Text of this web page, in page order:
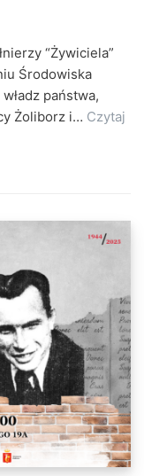
“Żywiciela”
Środowiska
państwa,
Żoliborz i… Czytaj